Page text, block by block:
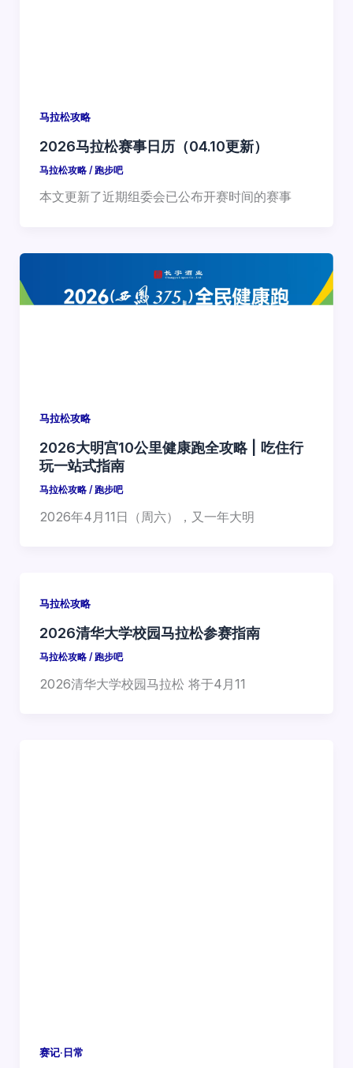
马拉松攻略
2026马拉松赛事日历（04.10更新）
马拉松攻略/ 跑步吧
本文更新了近期组委会已公布开赛时间的赛事
马拉松攻略
2026大明宫10公里健康跑全攻略 | 吃住行
玩一站式指南
马拉松攻略/ 跑步吧
2026年4月11日（周六），又一年大明
马拉松攻略
2026清华大学校园马拉松参赛指南
马拉松攻略/ 跑步吧
2026清华大学校园马拉松 将于4月11
赛记·日常